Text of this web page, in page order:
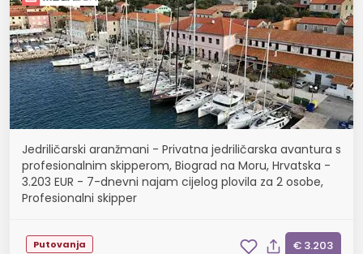
Jedriličarski aranžmani - Privatna jedriličarska avantura s
profesionalnim skipperom, Biograd na Moru, Hrvatska -
3.203 EUR - 7-dnevni najam cijelog plovila za 2 osobe,
Profesionalni skipper
Putovanja € 3.203